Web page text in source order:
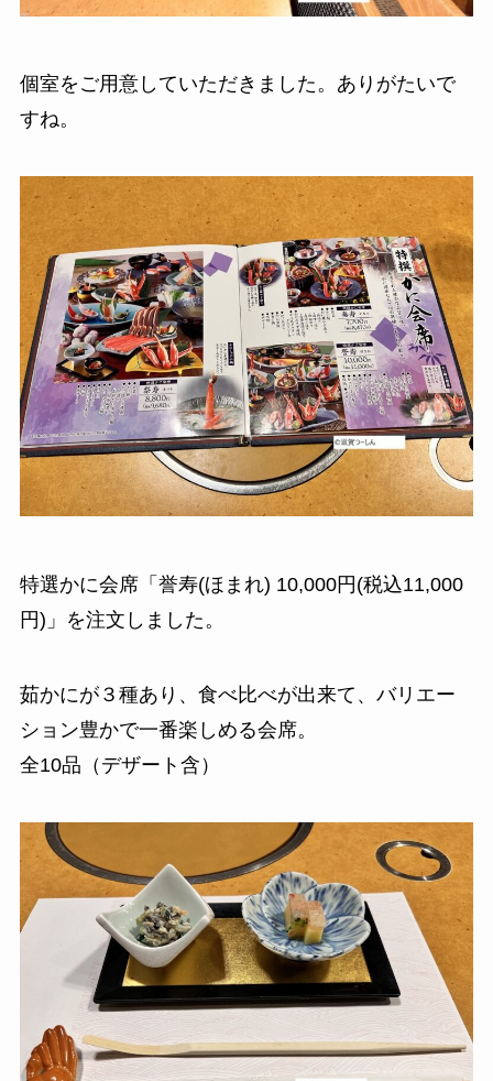
個室をご用意していただきました。ありがたいで
すね。
特選かに会席「誉寿(ほまれ) 10,000円(税込11,000
円)」を注文しました。
茹かにが３種あり、食べ比べが出来て、バリエー
ション豊かで一番楽しめる会席。
全10品（デザート含）